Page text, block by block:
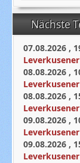
Nächste
07.08.2026 ,
08.08.2026 ,
08.08.2026 ,
09.08.2026 ,
09.08.2026 ,